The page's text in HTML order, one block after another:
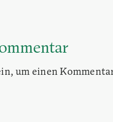
um einen